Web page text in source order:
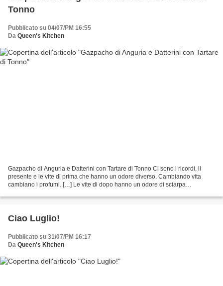
Tonno
Pubblicato su 04/07/PM 16:55
Da Queen's Kitchen
Gazpacho di Anguria e Datterini con Tartare di Tonno Ci sono i ricordi, il
presente e le vite di prima che hanno un odore diverso. Cambiando vita
cambiano i profumi. […] Le vite di dopo hanno un odore di sciarpa
Ciao Luglio!
Pubblicato su 31/07/PM 16:17
Da Queen's Kitchen